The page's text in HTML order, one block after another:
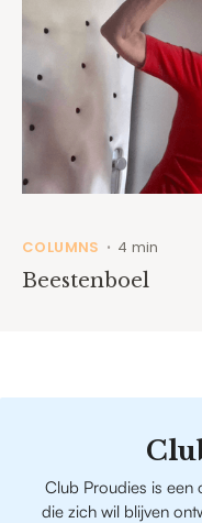
COLUMNS • 4 min
Beestenboel
Club Proudies is een
die zich wil blijven